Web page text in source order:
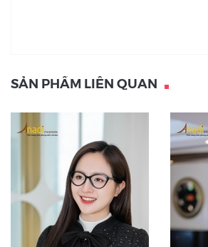
SẢN PHẨM LIÊN QUAN